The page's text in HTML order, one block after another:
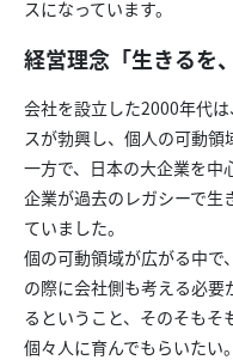
スになっています。
経営理念「生きるを
会社を設立した2000年代
スが勃興し、個人の可動領
一方で、日本の大企業を中
企業が過去のレガシーで生
ていました。
個の可動領域が広がる中で
の際に会社側も考える必
るということ、そのそもそ
個々人に育んでもらいたい